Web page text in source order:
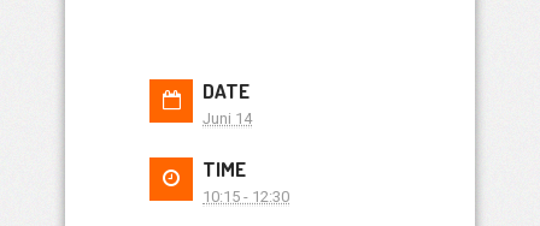
DATE
Juni 14
TIME
10:15 - 12:30